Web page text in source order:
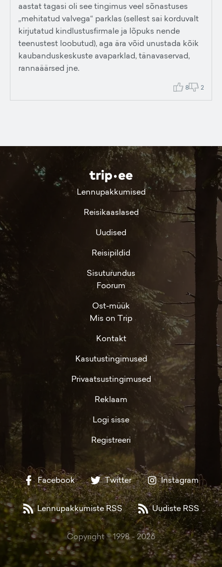
aastat tagasi oli see tingimus veel sõnastuses
„mehitatud valvega“ parklas (sellest sai korduvalt
kirjutatud kindlustusfirmale ja lõpuks nende
teenustest loobutud), aga ära võid unustada kõik
kaubanduskeskuste avaparklad, tänavaservad,
rannaäärsed jne.
8 2
Lennupakkumised
Reisikaaslased
Uudised
Reisipildid
Sisuturundus
Foorum
Ost-müük
Mis on Trip
Kontakt
Kasutustingimused
Privaatsustingimused
Reklaam
Logi sisse
Registreeri
Facebook Twitter Instagram
Lennupakkumiste RSS Uudiste RSS
Copyright © 1998 -2026